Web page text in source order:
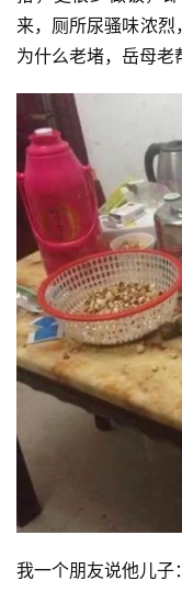
来，厕所尿骚味浓
为什么老堵，岳母老
我一个朋友说他儿子：